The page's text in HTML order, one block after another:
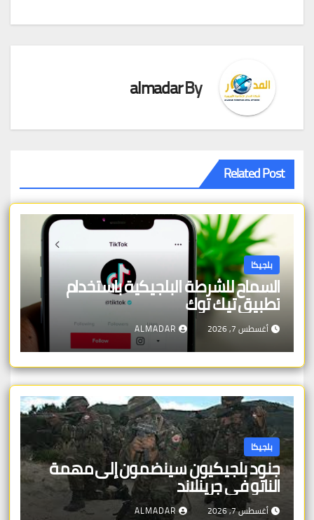
By
almadar
Related Post
بلجيكا
السماح للشرطة البلجيكية باستخدام
تطبيق تيك توك
أغسطس 7, 2026 ALMADAR
بلجيكا
جنود بلجيكيون سينضمون إلى مهمة
الناتو في جرينلاند
أغسطس 7, 2026 ALMADAR